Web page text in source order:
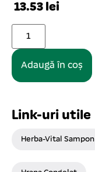
13.53 lei
Adaugă în coș
Link-uri utile
Herba-Vital Sampon